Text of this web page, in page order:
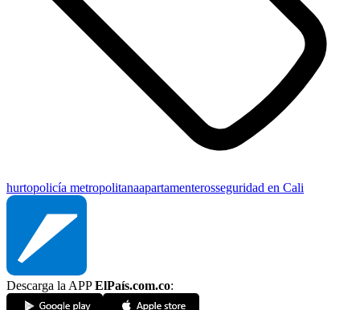
hurtopolicía metropolitanaapartamenterosseguridad en Cali
Descarga la APPElPaís.com.co: